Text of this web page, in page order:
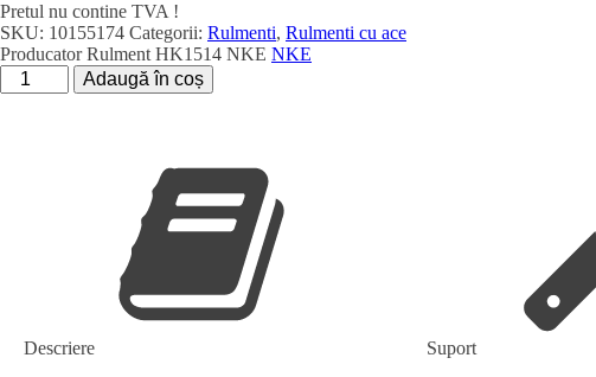
Pretul nu contine TVA !
SKU: 10155174 Categorii: Rulmenti, Rulmenti cu ace
ProducatorRulment HK1514 NKE NKE
Cantitate
Rulment
Adaugă în coș
Descriere Suport